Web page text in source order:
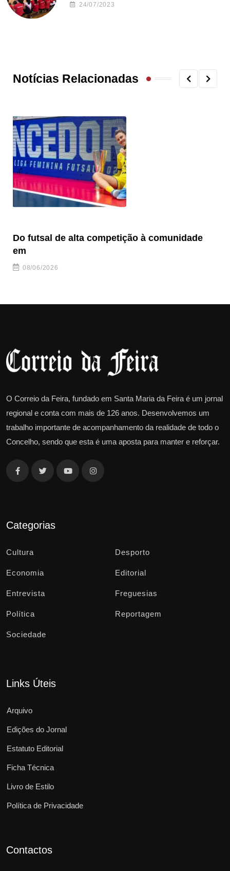
24/07/2023
Notícias Relacionadas
Do futsal de alta competição à comunidade
em
08/06/2026
O Correio da Feira, fundado em Santa Maria da Feira é um jornal
regional e conta com mais de 126 anos. Desenvolvemos um
trabalho importante de acompanhamento da realidade de todo o
Concelho, sendo que esta é uma aposta para manter e reforçar.
Categorias
Cultura Desporto
Economia Editorial
Entrevista Freguesias
Política Reportagem
Sociedade
Links Úteis
Arquivo
Edições do Jornal
Estatuto Editorial
Ficha Técnica
Livro de Estilo
Política de Privacidade
Contactos